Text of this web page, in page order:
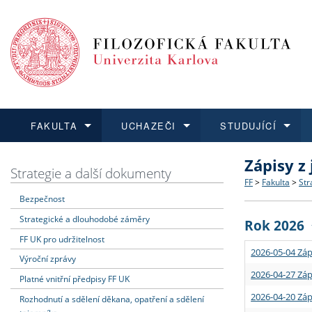
FAKULTA
Dozvědět se více
Struktura
Strategie
Podpora
UCHAZEČI
Podat přihlášku
Co
Učitelské
STUDUJÍCÍ
Dozvědět se více
Rigorózní
Dozvědět se více
O vědě a
Granty a
Dozvědět se více
Aktuální
Strategie a další dokumenty
Bezpečnost
Strategické a dlouhodobé záměry
FF UK pro udržitelnost
Výroční zprávy
Platné vnitřní předpisy FF UK
Rozhodnutí a sdělení děkana, opatření a sdělení
Zápisy
FF > Fakulta >
Rok 2026
2026-05-04
2026-04-27
2026-04-20